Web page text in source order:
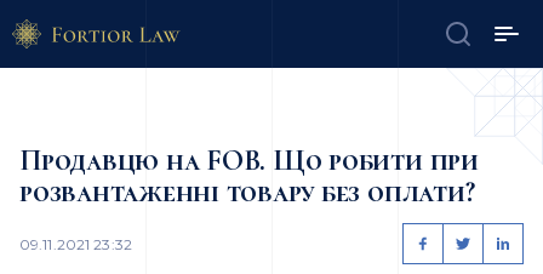
Продавцю на FOB. Що робити при
розвантаженні товару без оплати?
09.11.2021 23:32